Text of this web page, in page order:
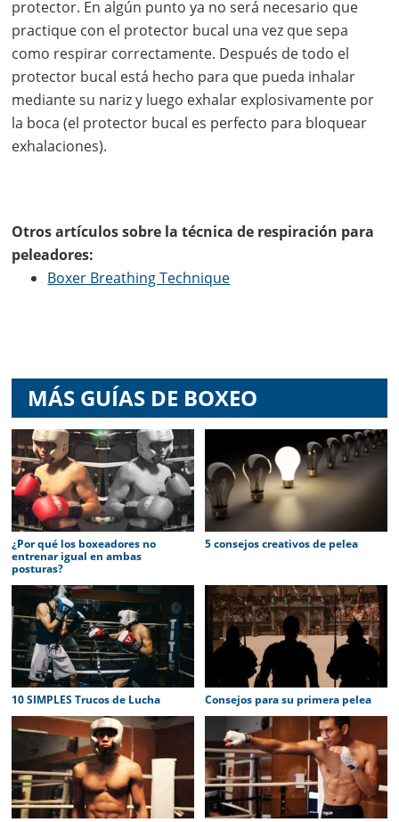
protector. En algún punto ya no será necesario que
practique con el protector bucal una vez que sepa
como respirar correctamente. Después de todo el
protector bucal está hecho para que pueda inhalar
mediante su nariz y luego exhalar explosivamente por
la boca (el protector bucal es perfecto para bloquear
exhalaciones).
Otros artículos sobre la técnica de respiración para
peleadores:
Boxer Breathing Technique
MÁS GUÍAS DE BOXEO
¿Por qué los boxeadores no
entrenar igual en ambas
posturas?
5 consejos creativos de pelea
10 SIMPLES Trucos de Lucha Consejos para su primera pelea